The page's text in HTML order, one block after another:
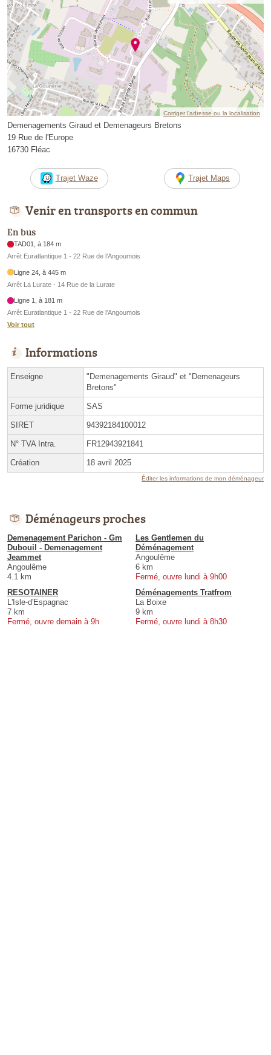
Corriger l’adresse ou la localisation
Demenagements Giraud et Demenageurs Bretons
19 Rue de l'Europe
16730 Fléac
Trajet Waze Trajet Maps
Venir en transports en commun
En bus
TAD01, à 184 m
Arrêt Euratlantique 1 - 22 Rue de l’Angoumois
Ligne 24, à 445 m
Arrêt La Lurate - 14 Rue de la Lurate
Ligne 1, à 181 m
Arrêt Euratlantique 1 - 22 Rue de l’Angoumois
Voir tout
Informations
Enseigne
"Demenagements Giraud" et "Demenageurs
Bretons"
Forme juridique SAS
SIRET 94392184100012
N° TVA Intra. FR12943921841
Création 18 avril 2025
Éditer les informations de mon déménageur
Déménageurs proches
Demenagement Parichon - Gm
Dubouil - Demenagement
Jeammet
Angoulême
4.1 km
Les Gentlemen du
Déménagement
Angoulême
6 km
Fermé, ouvre lundi à 9h00
RESOTAINER
L'Isle-d'Espagnac
7 km
Fermé, ouvre demain à 9h
Déménagements Tratfrom
La Boixe
9 km
Fermé, ouvre lundi à 8h30